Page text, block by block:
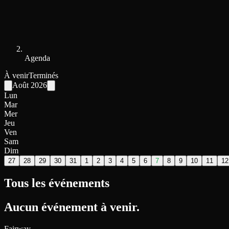
Agenda
À venirTerminés
Août 2026
Lun
Mar
Mer
Jeu
Ven
Sam
Dim
27 28 29 30 31 1 2 3 4 5 6 7 8 9 10 11 12
Tous les événements
Aucun événement à venir.